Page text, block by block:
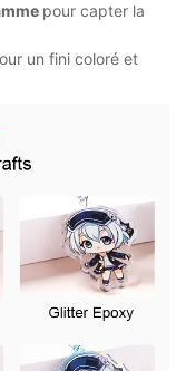
pour capter la
un fini coloré et